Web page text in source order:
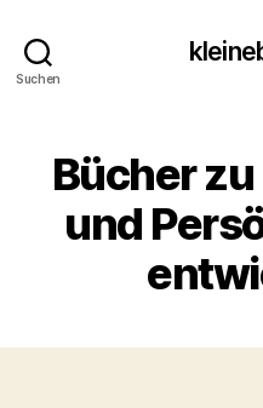
Suchen
Bücher
und